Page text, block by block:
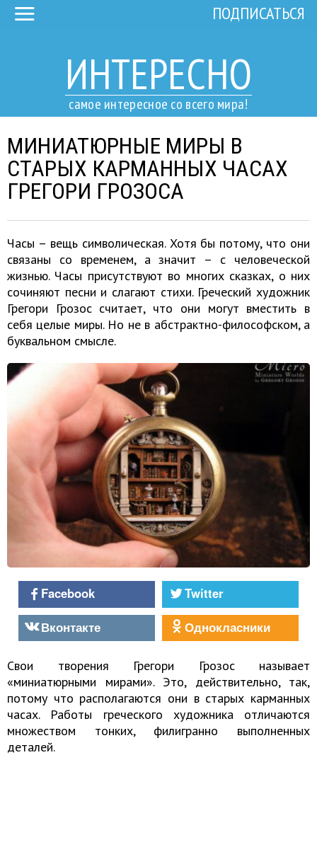
ИНТЕРЕСНО
самое интересное со всего мира!
ПОДПИСАТЬСЯ
МИНИАТЮРНЫЕ МИРЫ В
СТАРЫХ КАРМАННЫХ ЧАСАХ
ГРЕГОРИ ГРОЗОСА
Часы – вещь символическая. Хотя бы потому, что они
связаны со временем, а значит – с человеческой
жизнью. Часы присутствуют во многих сказках, о них
сочиняют песни и слагают стихи. Греческий художник
Грегори Грозос считает, что они могут вместить в
себя целые миры. Но не в абстрактно-философском, а
буквальном смысле.
Facebook
Twitter
Вконтакте
Однокласники
Свои творения Грегори Грозос называет
«миниатюрными мирами». Это, действительно, так,
потому что располагаются они в старых карманных
часах. Работы греческого художника отличаются
множеством тонких, филигранно выполненных
деталей.